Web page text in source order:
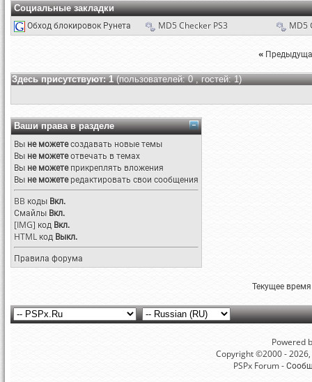
Социальные закладки
Обход блокировок Рунета MD5 Checker PS3 MD5
«
Здесь присутствуют: 1(пользователей: 0 , гостей: 1)
Ваши права в разделе
Вы не можетесоздавать новые темы
Вы не можетеотвечать в темах
Вы не можетеприкреплять вложения
Вы не можетередактировать свои сообщения
BB коды Вкл.
Смайлы Вкл.
[IMG] код Вкл.
HTML код Выкл.
Правила форума
Текущее
Powered
Copyright ©2000 -
PSPx Forum -